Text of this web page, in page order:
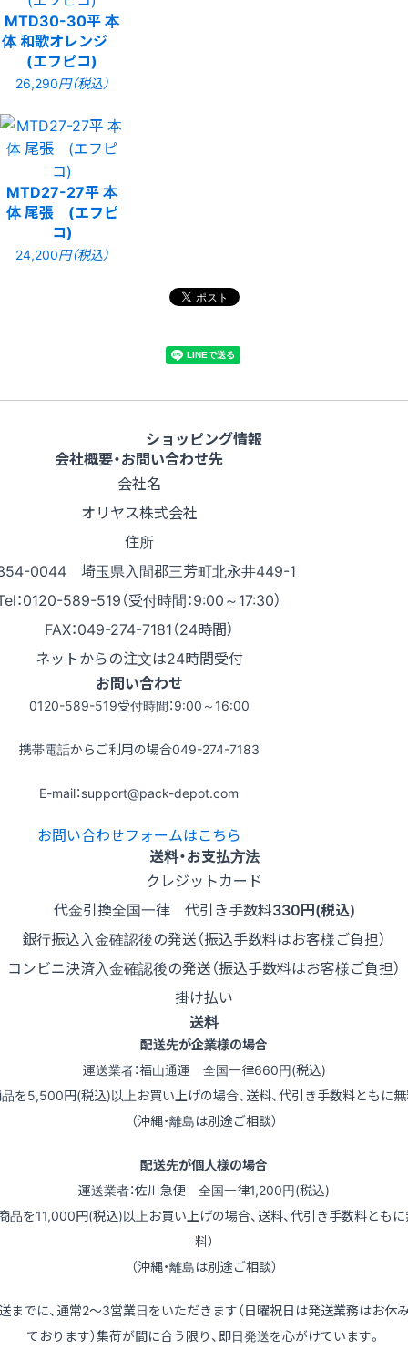
MTD30-30平 本
体 和歌オレンジ
(エフピコ)
26,290円（税込）
MTD27-27平 本
体 尾張 (エフピ
コ)
24,200円（税込）
ショッピング情報
会社概要・お問い合わせ先
会社名
オリヤス株式会社
住所
0044 埼玉県入間郡三芳町北永井449-1
：0120-589-519（受付時間：9:00～17:30）
FAX：049-274-7181（24時間）
ネットからの注文は24時間受付
お問い合わせ
0120-589-519受付時間：9:00～16:00
携帯電話からご利用の場合049-274-7183
E-mail：support@pack-depot.com
お問い合わせフォームはこちら
送料・お支払方法
クレジットカード
代金引換全国一律 代引き手数料330円(税込)
銀行振込入金確認後の発送（振込手数料はお客様ご負担）
コンビニ決済入金確認後の発送（振込手数料はお客様ご負担）
掛け払い
送料
配送先が企業様の場合
運送業者：福山通運 全国一律660円(税込)
品を5,500円(税込)以上お買い上げの場合、送料、代引き手数料ともに無
（沖縄・離島は別途ご相談）
配送先が個人様の場合
運送業者：佐川急便 全国一律1,200円(税込)
品を11,000円(税込)以上お買い上げの場合、送料、代引き手数料とも
料）
（沖縄・離島は別途ご相談）
までに、通常2～3営業日をいただきます（日曜祝日は発送業務はお休
ております）集荷が間に合う限り、即日発送を心がけています。